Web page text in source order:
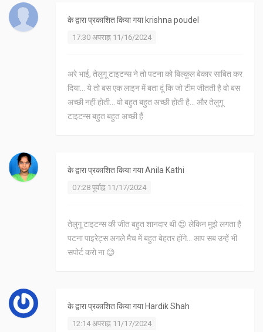
के द्वारा प्रकाशित किया गया krishna poudel
17:30 अपराह्न 11/16/2024
अरे भाई, तेलुगू टाइटन्स ने तो पटना को बिल्कुल बेकार साबित कर
दिया... ये तो बस एक लाइन में बता दूं कि जो टीम जीतती है वो बस
अच्छी नहीं होती... वो बहुत बहुत अच्छी होती है... और तेलुगू
टाइटन्स बहुत बहुत अच्छी हैं
के द्वारा प्रकाशित किया गयाAnila Kathi
07:28 पूर्वाह्न 11/17/2024
तेलुगू टाइटन्स की जीत बहुत शानदार थी 😍 लेकिन मुझे लगता है
पटना पाइरेट्स अगले मैच में बहुत बेहतर होंगे... आप सब उन्हें भी
सपोर्ट करो ना 😊
के द्वारा प्रकाशित किया गया Hardik Shah
12:14 अपराह्न 11/17/2024